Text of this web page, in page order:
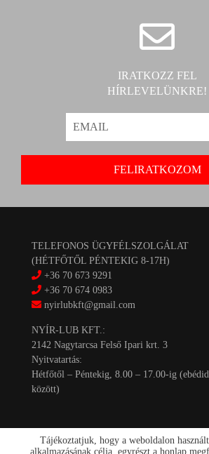
IRATKOZZ FEL
HÍRLEVELÜNKRE!
TELEFONOS ÜGYFÉLSZOLGÁLAT
(HÉTFŐTŐL PÉNTEKIG 8-17H)
+36 70 673 9291
+36 70 674 0983
nyirlubkft@gmail.com
NYÍR-LUB KFT.:
2142 Nagytarcsa Felső Ipari krt. 3
Nyitvatartás:
Hétfőtől – Péntekig, 8.00 – 17.00-ig
között)
Tájékoztatjuk, hogy a weboldalon
alkalmazásának célja, egyrészt a honlap